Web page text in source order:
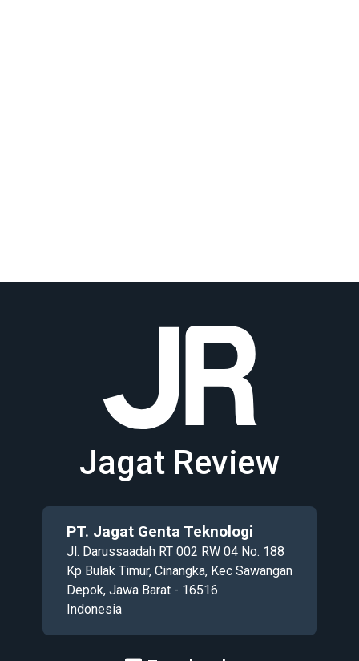
Jagat Review
PT. Jagat Genta Teknologi
Jl. Darussaadah RT 002 RW 04 No. 188
Kp Bulak Timur, Cinangka, Kec Sawangan
Depok, Jawa Barat - 16516
Indonesia